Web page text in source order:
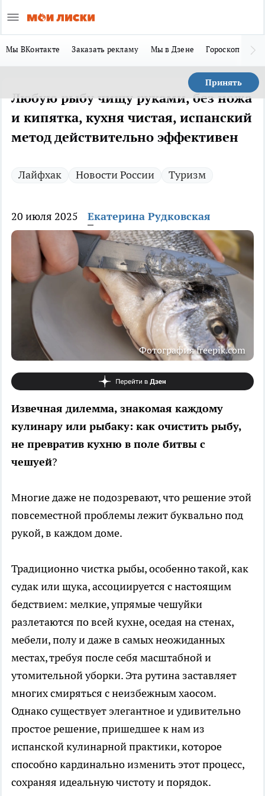
Мы ВКонтакте Заказать рекламу Мы в Дзене Гороскоп
Принять
Любую рыбу чищу руками, без ножа
и кипятка, кухня чистая, испанский
метод действительно эффективен
Лайфхак Новости России Туризм
20 июля 2025 Екатерина Рудковская
Фотография freepik.com
Извечная дилемма, знакомая каждому
кулинару или рыбаку: как очистить рыбу,
не превратив кухню в поле битвы с
чешуей?
Многие даже не подозревают, что решение этой
повсеместной проблемы лежит буквально под
рукой, в каждом доме.
Традиционно чистка рыбы, особенно такой, как
судак или щука, ассоциируется с настоящим
бедствием: мелкие, упрямые чешуйки
разлетаются по всей кухне, оседая на стенах,
мебели, полу и даже в самых неожиданных
местах, требуя после себя масштабной и
утомительной уборки. Эта рутина заставляет
многих смиряться с неизбежным хаосом.
Однако существует элегантное и удивительно
простое решение, пришедшее к нам из
испанской кулинарной практики, которое
способно кардинально изменить этот процесс,
сохраняя идеальную чистоту и порядок.